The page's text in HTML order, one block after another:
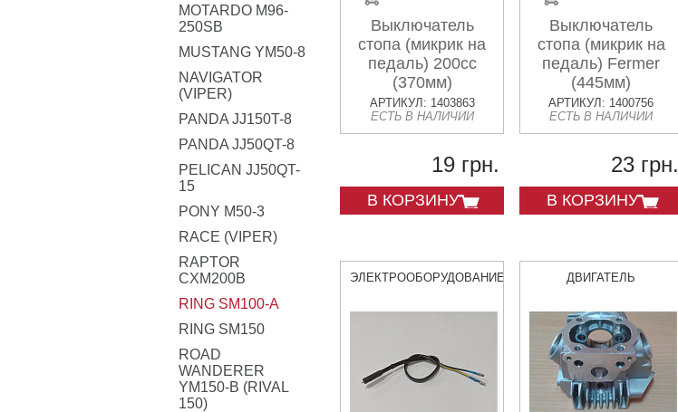
MOTARDO M96-
250SB
MUSTANG YM50-8
NAVIGATOR
(VIPER)
PANDA JJ150T-8
PANDA JJ50QT-8
PELICAN JJ50QT-
15
PONY M50-3
RACE (VIPER)
RAPTOR
CXM200B
RING SM100-A
RING SM150
ROAD
WANDERER
YM150-B (RIVAL
150)
Выключатель
стопа (микрик на
педаль) 200сс
(370мм)
АРТИКУЛ: 1403863
ЕСТЬ В НАЛИЧИИ
19 грн.
В КОРЗИНУ
Выключатель
стопа (микрик на
педаль) Fermer
(445мм)
АРТИКУЛ: 1400756
ЕСТЬ В НАЛИЧИИ
23 грн.
В КОРЗИНУ
ЭЛЕКТРООБОРУДОВАНИЕ ДВИГАТЕЛЬ